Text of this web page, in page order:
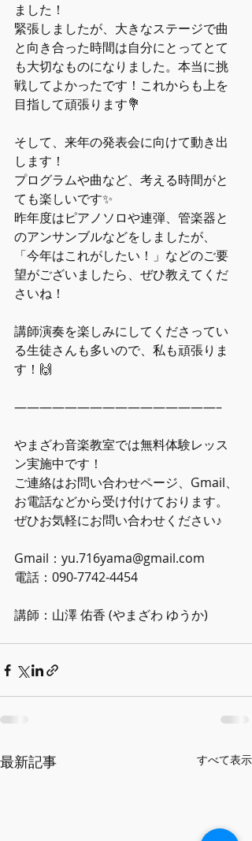
ました！
緊張しましたが、大きなステージで曲
と向き合った時間は自分にとってとて
も大切なものになりました。本当に挑
戦してよかったです！これからも上を
目指して頑張ります💐
そして、来年の発表会に向けて動き出
します！
プログラムや曲など、考える時間がと
ても楽しいです✨
昨年度はピアノソロや連弾、管楽器と
のアンサンブルなどをしましたが、
「今年はこれがしたい！」などのご要
望がございましたら、ぜひ教えてくだ
さいね！
講師演奏を楽しみにしてくださってい
る生徒さんも多いので、私も頑張りま
す！🙌
――――――――――――――――–
やまざわ音楽教室では無料体験レッス
ン実施中です！
ご連絡はお問い合わせページ、Gmail、
お電話などから受け付けております。
ぜひお気軽にお問い合わせください♪
Gmail：yu.716yama@gmail.com
電話：090-7742-4454
講師：山澤 佑香 (やまざわ ゆうか)
最新記事 すべて表示